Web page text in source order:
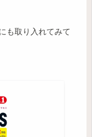
も取り入れてみて